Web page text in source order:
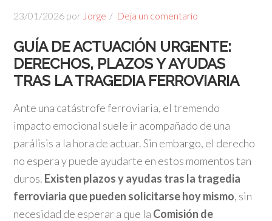
23/01/2026 por Jorge Deja un comentario
GUÍA DE ACTUACIÓN URGENTE:
DERECHOS, PLAZOS Y AYUDAS
TRAS LA TRAGEDIA FERROVIARIA
Ante una catástrofe ferroviaria, el tremendo
impacto emocional suele ir acompañado de una
parálisis a la hora de actuar. Sin embargo, el derecho
no espera y puede ayudarte en estos momentos tan
duros. Existen plazos y ayudas tras la tragedia
ferroviaria que pueden solicitarsehoy mismo, sin
necesidad de esperar a que la Comisión de